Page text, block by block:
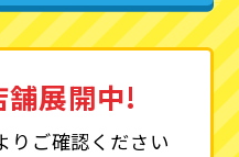
舗展開中!
りご確認ください